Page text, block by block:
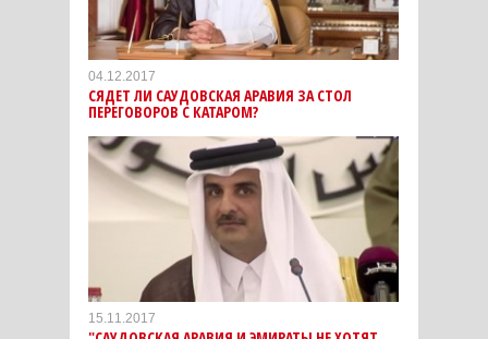
04.12.2017
СЯДЕТ ЛИ САУДОВСКАЯ АРАВИЯ ЗА СТОЛ
ПЕРЕГОВОРОВ С КАТАРОМ?
15.11.2017